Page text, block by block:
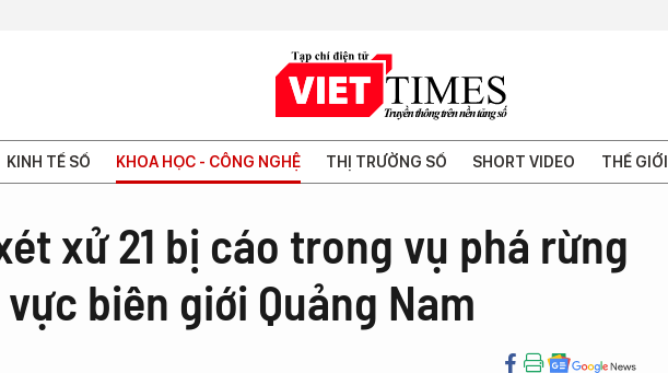
KINH TẾ SỐ KHOA HỌC - CÔNG NGHỆ THỊ TRƯỜNG SỐ SHORT VIDEO THẾ GIỚI
xử 21 bị cáo trong vụ phá rừng
biên giới Quảng Nam